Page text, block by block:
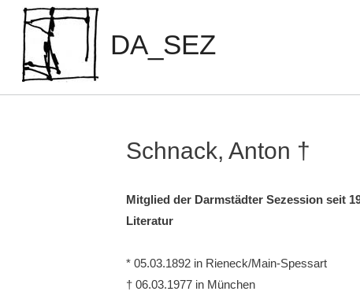
Inhalt
springen
DA_SEZ
Schnack, Anton †
Mitglied der Darmstädter Sezession seit
Literatur
* 05.03.1892 in Rieneck/Main-Spessart
† 06.03.1977 in München